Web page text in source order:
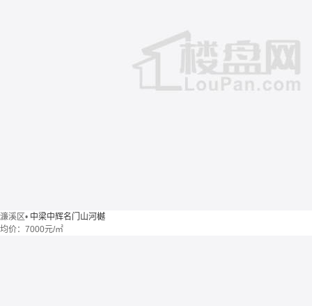
濂溪区• 中梁中辉名门山河樾
均价： 7000元/㎡